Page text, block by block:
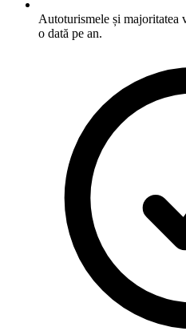
Autoturismele și majoritatea
o dată pe an.